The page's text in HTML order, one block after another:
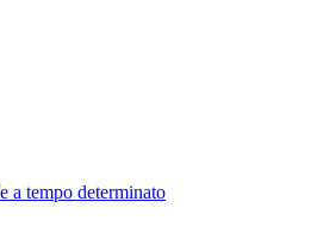
a tempo determinato